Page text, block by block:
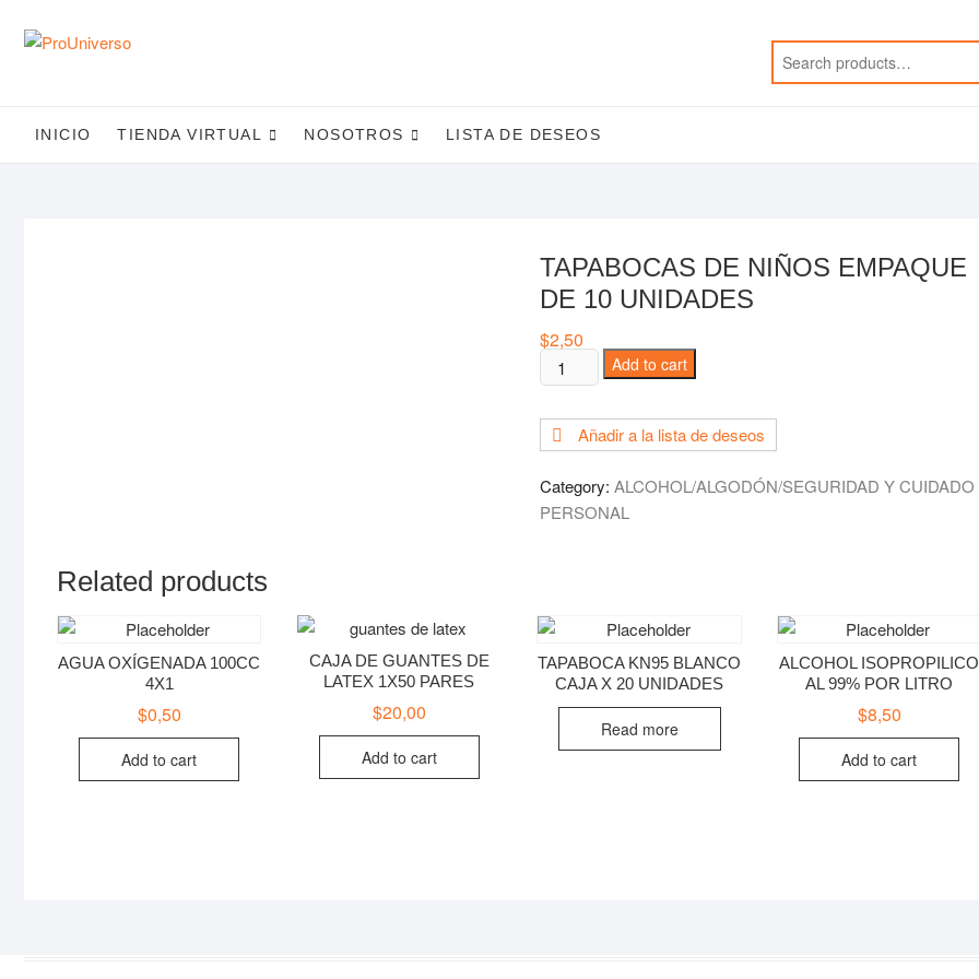
INICIO TIENDA VIRTUAL NOSOTROS LISTA DE DESEOS
TAPABOCAS DE NIÑOS EMPAQUE
DE 10 UNIDADES
$2,50
TAPABOCAS
DE
EMPAQUE
10
UNIDADES
Add to cart
Añadir a la lista de deseos
Category: ALCOHOL/ALGODÓN/SEGURIDAD Y CUIDADO
PERSONAL
Related products
AGUA OXÍGENADA 100CC
4X1
$0,50
Add to cart
CAJA DE GUANTES DE
LATEX 1X50 PARES
$20,00
Add to cart
TAPABOCA KN95 BLANCO
CAJA X 20 UNIDADES
Read more
ALCOHOL ISOPROPILICO
AL 99% POR LITRO
$8,50
Add to cart